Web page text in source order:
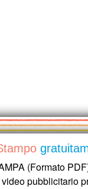
(Formato
pubblicitario